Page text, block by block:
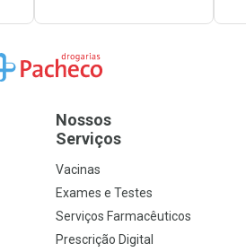
a Home
Nossos
Serviços
Vacinas
Exames e Testes
Serviços Farmacêuticos
Prescrição Digital